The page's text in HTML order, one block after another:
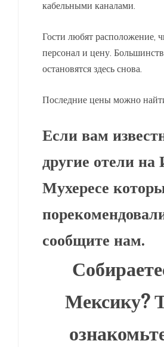
кабельными каналами.
Гости любят расположение,
персонал и цену.
остановятся здесь снова.
Последние цены можно
Если вам
другие отели на
Мухересе
сообщите нам.
Мексику?